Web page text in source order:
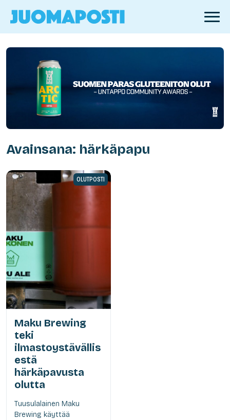
Avainsana: härkäpapu
OLUTPOSTI
Maku Brewing
teki
ilmastoystävällis
estä
härkäpavusta
olutta
Tuusulalainen Maku
Brewing käyttää